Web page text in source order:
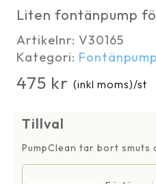
Liten fontänpump
Artikelnr:V30165
Kategori:
475 kr (inkl moms)/st
Tillval
PumpClean tar bort smuts